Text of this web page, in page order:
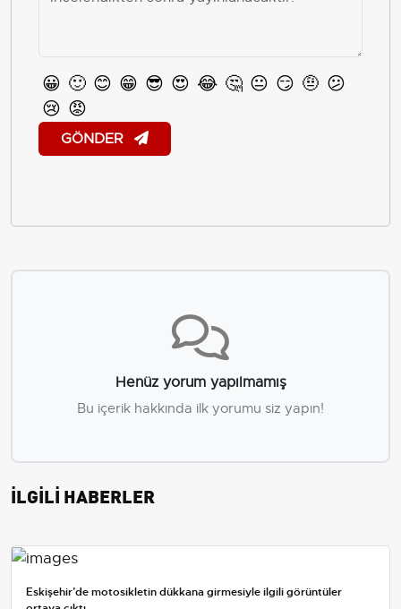
😀 🙂 😊 😁 😎 😍 😂 🤔 😐 😏 🤨 😕
😢 😡
GÖNDER
Henüz yorum yapılmamış
Bu içerik hakkında ilk yorumu siz yapın!
İLGİLİ HABERLER
Eskişehir’de motosikletin dükkana girmesiyle ilgili görüntüler